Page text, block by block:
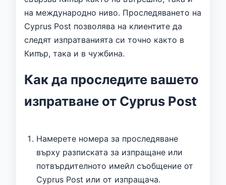
на международно ниво. Проследяването на
Cyprus Post позволява на клиентите да
следят изпратванията си точно както в
Кипър, така и в чужбина.
Как да проследите вашето
изпратване от Cyprus Post
Намерете номера за проследяване
върху разписката за изпращане или
потвърдителното имейл съобщение от
Cyprus Post или от изпращача.